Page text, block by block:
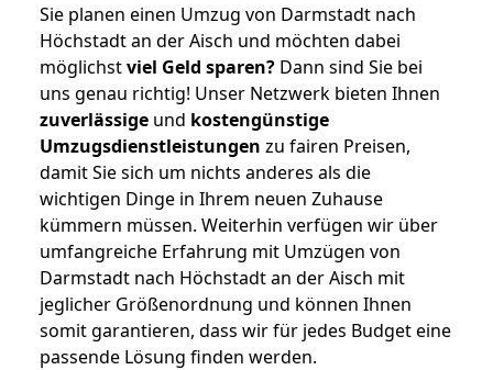
Sie planen einen Umzug von Darmstadt nach
Höchstadt an der Aisch und möchten dabei
möglichstviel Geld sparen? Dann sind Sie bei
uns genau richtig! Unser Netzwerk bieten Ihnen
zuverlässige und kostengünstige
Umzugsdienstleistungen zu fairen Preisen,
damit Sie sich um nichts anderes als die
wichtigen Dinge in Ihrem neuen Zuhause
kümmern müssen. Weiterhin verfügen wir über
umfangreiche Erfahrung mit Umzügen von
Darmstadt nach Höchstadt an der Aisch mit
jeglicher Größenordnung und können Ihnen
somit garantieren, dass wir für jedes Budget eine
passende Lösung finden werden.